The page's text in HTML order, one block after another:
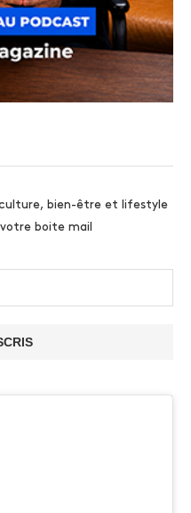
bien-être et lifestyle
boite mail